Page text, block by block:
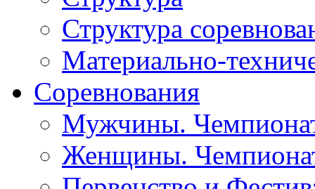
Структура
Материально-
Соревнования
Мужчины.
Женщины.